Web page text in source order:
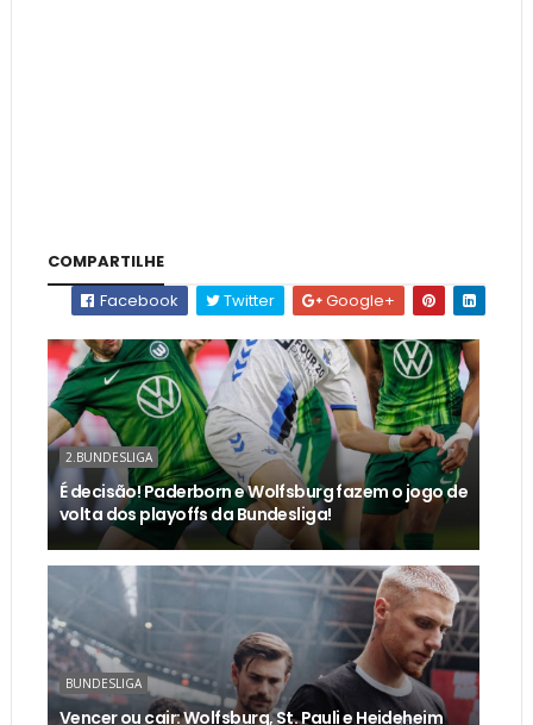
COMPARTILHE
Facebook
Twitter Google+
2.BUNDESLIGA
É decisão! Paderborn e Wolfsburg fazem o jogo de
volta dos playoffs da Bundesliga!
BUNDESLIGA
Vencer ou cair: Wolfsburg, St. Pauli e Heideheim